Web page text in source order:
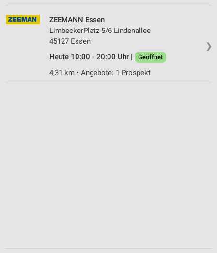
❯
ZEEMANN Essen
LimbeckerPlatz 5/6 Lindenallee
45127 Essen
Heute 10:00 - 20:00 Uhr |
Geöffnet
4,31 km • Angebote: 1 Prospekt
Performance